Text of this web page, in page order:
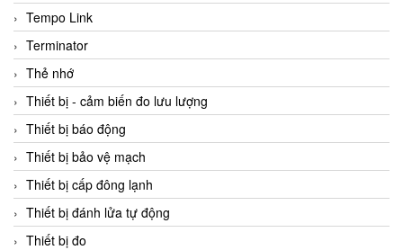
Tempo Link
Terminator
Thẻ nhớ
Thiết bị - cảm biến đo lưu lượng
Thiết bị báo động
Thiết bị bảo vệ mạch
Thiết bị cấp đông lạnh
Thiết bị đánh lửa tự động
Thiết bị đo